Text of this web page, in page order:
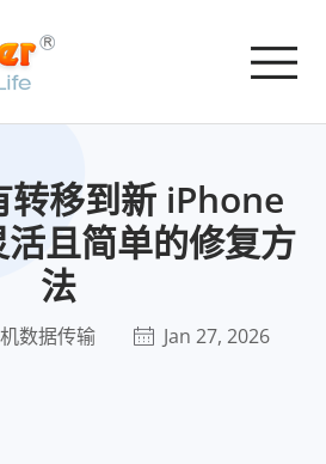
转移到新 iPhone
且简单的修复方
法
数据传输 Jan 27, 2026